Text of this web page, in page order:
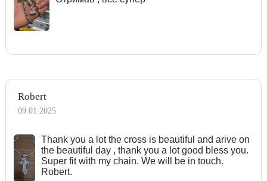
Robert
09.01.2025
Тhank you a lot the cross is beautiful and arive on
the beautiful day , thank you a lot good bless you.
Super fit with my chain. We will be in touch.
Robert.